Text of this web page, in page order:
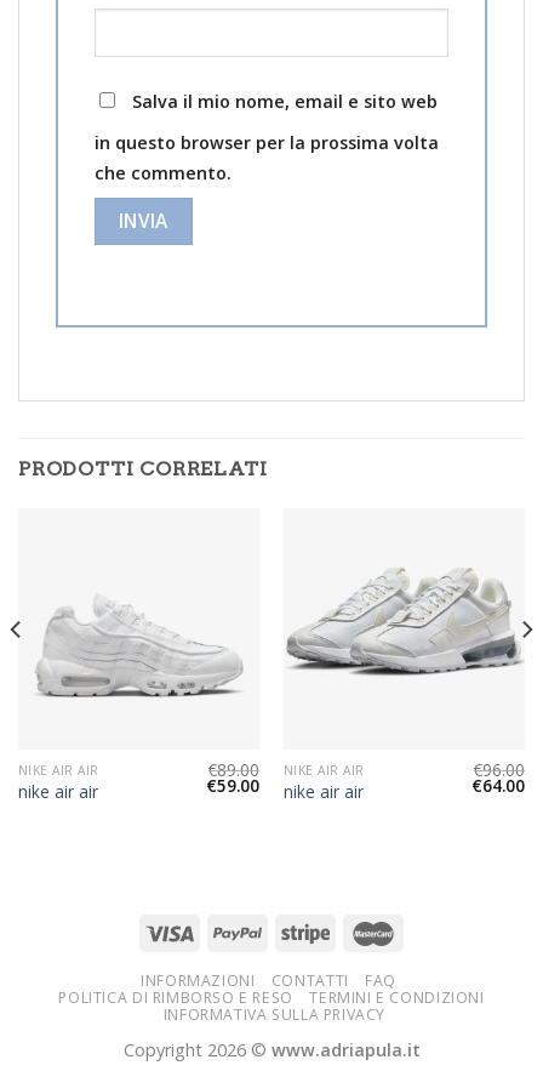
Salva il mio nome, email e sito web
in questo browser per la prossima volta
che commento.
PRODOTTI CORRELATI
NIKE AIR AIR
nike air air
€89.00
€59.00
NIKE AIR AIR
nike air air
€96.00
€64.00
INFORMAZIONI CONTATTI
FAQ
POLITICA DI RIMBORSO E RESO
TERMINI E CONDIZIONI
INFORMATIVA SULLA PRIVACY
Copyright 2026 © www.adriapula.it